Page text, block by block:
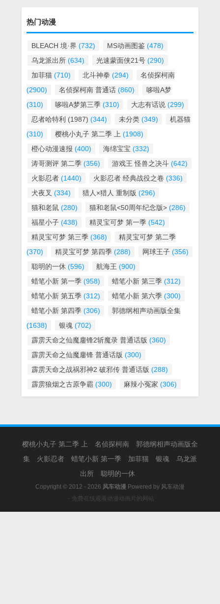
热门动漫
BLEACH 境·界 (732) MS动画图鉴 (478)
乌龙派出所 (634) 光速蒙面侠21号 (290)
加菲猫 (710) 北斗神拳 (294)
名侦探柯南
(2900)
名侦探柯南 普通话 (860)
哆啦A梦
(310)
哆啦A梦第三季 (310) 大志有话说 (299)
忍者哈特利 (1987) (344) 未分类 (349)
机器猫
(310)
樱桃小丸子 第二季 上 (1908)
橙心动漫速报 (400) 海绵宝宝 (332)
涛哥测评 第二季 (356) 游戏王 怪兽之决斗 (642)
火影忍者 (1440) 火影忍者 经典战役之卷 (336)
犬夜叉 (334) 猎人×猎人 重制版 (296)
猫和老鼠 (280) 猫和老鼠<50周年纪念版> (286)
福星小子 (438) 精灵宝可梦 第一季 (542)
精灵宝可梦 第三季 (368)
精灵宝可梦 第二季
(370)
精灵宝可梦 第四季 (288) 网球王子 (356)
聪明的一休 (596) 航海王 (900)
蜡笔小新 第一季 (958) 蜡笔小新 第三季 (312)
蜡笔小新 第五季 (312) 蜡笔小新 第六季 (300)
蜡笔小新 第四季 (306)
郭德纲相声动画版全集
(1638)
银魂 (702)
霹雳天命之仙魔鏖锋2斩魔录 普通话版 (360)
霹雳天命之仙魔鏖锋 普通话版 (300)
霹雳天命之战祸邪神2 破邪传 普通话版 (288)
霹雳狼烟之古原争霸 (300) 麻辣小冤家 (306)
樱桃小丸子 第二季 上 名侦探柯南
郭德纲相声动画版全
集
火影忍者 蜡笔小新 第一季 加菲猫 银魂
乌龙派
出所
聪明的一休
Copyright © 2012 - 2026 风车动漫 Powered by 风车动漫
－免费在线观看动漫动画片的网站